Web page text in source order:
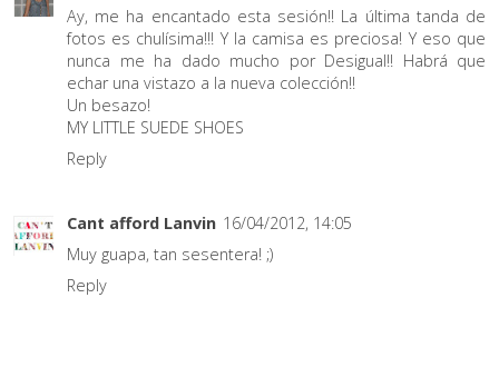
Ay, me ha encantado esta sesión!! La última tanda de
fotos es chulísima!!! Y la camisa es preciosa! Y eso que
nunca me ha dado mucho por Desigual!! Habrá que
echar una vistazo a la nueva colección!!
Un besazo!
MY LITTLE SUEDE SHOES
Reply
Cant afford Lanvin 16/04/2012, 14:05
Muy guapa, tan sesentera! ;)
Reply